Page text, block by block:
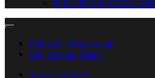
POUŽITÁ
Prihlásiť / Registrovať
Môj zoznam želaní
Servis a opravy